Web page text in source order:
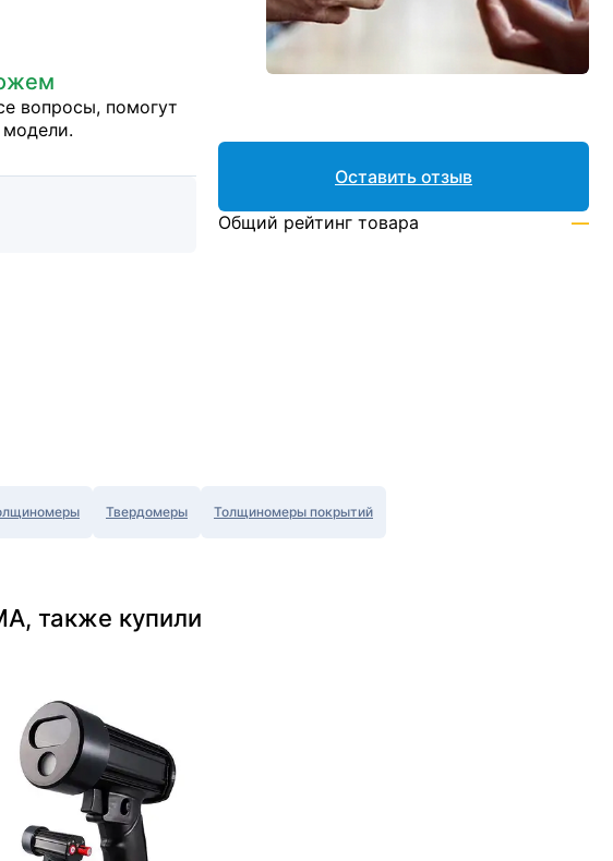
вопросы, помогут
Оставить отзыв
Общий рейтинг товара —
Твердомеры Толщиномеры покрытий
также купили